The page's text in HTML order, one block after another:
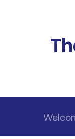
Main